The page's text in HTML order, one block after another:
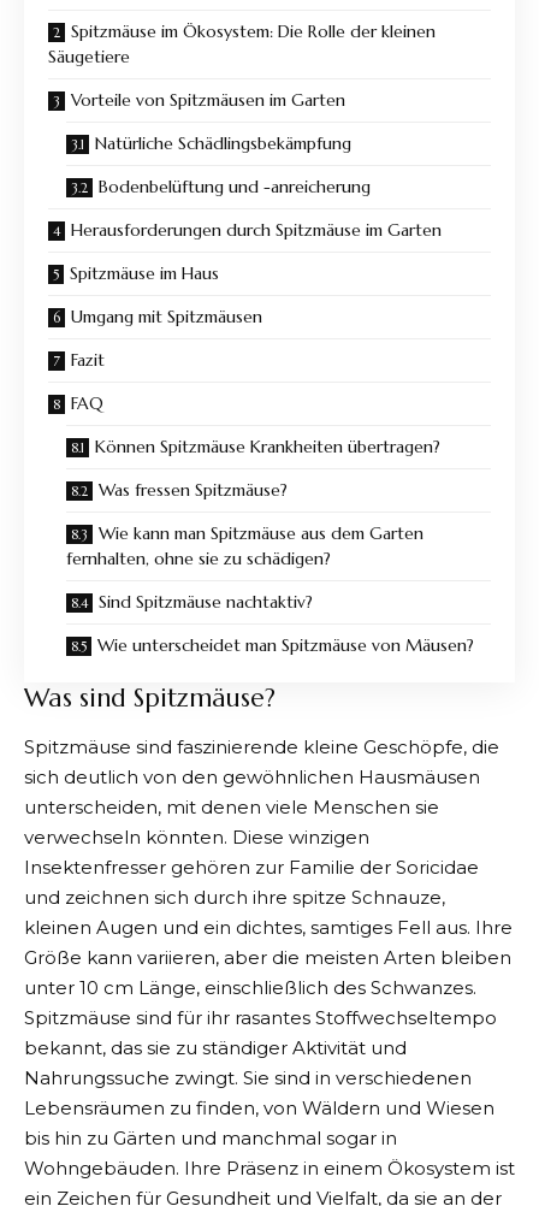
Spitzmäuse im Ökosystem: Die Rolle der kleinen
Säugetiere
Vorteile von Spitzmäusen im Garten
Natürliche Schädlingsbekämpfung
Bodenbelüftung und -anreicherung
Herausforderungen durch Spitzmäuse im Garten
Spitzmäuse im Haus
Umgang mit Spitzmäusen
Fazit
FAQ
Können Spitzmäuse Krankheiten übertragen?
Was fressen Spitzmäuse?
Wie kann man Spitzmäuse aus dem Garten
fernhalten, ohne sie zu schädigen?
Sind Spitzmäuse nachtaktiv?
Wie unterscheidet man Spitzmäuse von Mäusen?
Was sind Spitzmäuse?
Spitzmäuse sind faszinierende kleine Geschöpfe, die
sich deutlich von den gewöhnlichen Hausmäusen
unterscheiden, mit denen viele Menschen sie
verwechseln könnten. Diese winzigen
Insektenfresser gehören zur Familie der Soricidae
und zeichnen sich durch ihre spitze Schnauze,
kleinen Augen und ein dichtes, samtiges Fell aus. Ihre
Größe kann variieren, aber die meisten Arten bleiben
unter 10 cm Länge, einschließlich des Schwanzes.
Spitzmäuse sind für ihr rasantes Stoffwechseltempo
bekannt, das sie zu ständiger Aktivität und
Nahrungssuche zwingt. Sie sind in verschiedenen
Lebensräumen zu finden, von Wäldern und Wiesen
bis hin zu Gärten und manchmal sogar in
Wohngebäuden. Ihre Präsenz in einem Ökosystem ist
ein Zeichen für Gesundheit und Vielfalt, da sie an der